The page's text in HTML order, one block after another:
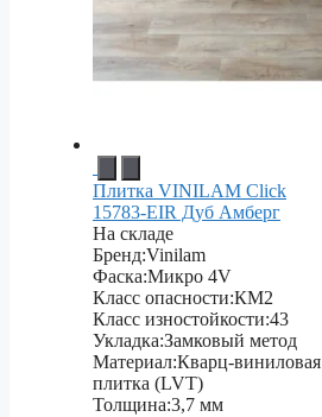
Плитка VINILAM Click
15783-EIR Дуб Амберг
На складе
Бренд:Vinilam
Фаска:Микро 4V
Класс опасности:КМ2
Класс изностойкости:43
Укладка:Замковый метод
Материал:Кварц-виниловая
плитка (LVT)
Толщина:3,7 мм